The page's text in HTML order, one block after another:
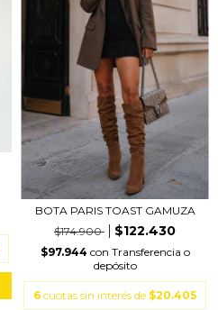
BOTA PARIS TOAST GAMUZA
$174.900
$122.430
$97.944 con Transferencia o
depósito
6 cuotas sin interés de $20.405